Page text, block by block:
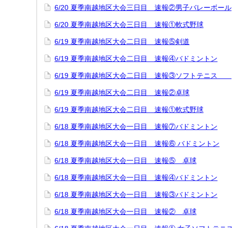
6/20 夏季南越地区大会三日目 速報②男子バレーボール
6/20 夏季南越地区大会三日目 速報①軟式野球
6/19 夏季南越地区大会二日目 速報⑤剣道
6/19 夏季南越地区大会二日目 速報④バドミントン
6/19 夏季南越地区大会二日目 速報③ソフトテニス
6/19 夏季南越地区大会二日目 速報②卓球
6/19 夏季南越地区大会二日目 速報①軟式野球
6/18 夏季南越地区大会一日目 速報⑦バドミントン
6/18 夏季南越地区大会一日目 速報⑥ バドミントン
6/18 夏季南越地区大会一日目 速報⑤ 卓球
6/18 夏季南越地区大会一日目 速報④バドミントン
6/18 夏季南越地区大会一日目 速報③バドミントン
6/18 夏季南越地区大会一日目 速報② 卓球